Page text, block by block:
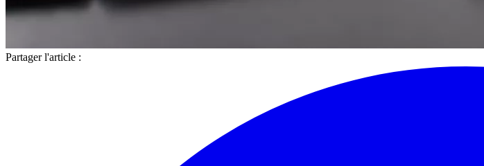
Partager l'article :